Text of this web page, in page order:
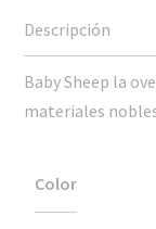
Baby Sheep la
materiales
Color